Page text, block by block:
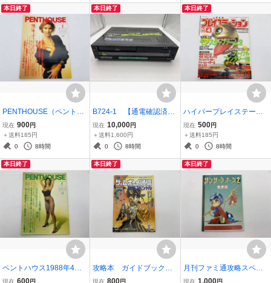
本日終了
PENTHOUSE（ペントハ
ウス）日本版 1988年3月
【発行】講談社
現在 900円
＋送料185円
0
8時間
本日終了
B724-1 【通電確認済
み】ビデオデッキ Hi-Fi
マックロード NV-880H
D
現在 10,000円
＋送料1,600円
0
8時間
本日終了
ハイパープレイステーシ
ョン 4 1999 【巻頭特集】
モンスターファーム 【徹
底攻略】ファイナルファ
ンズ
現在 500円
＋送料185円
0
8時間
本日終了
ペントハウス1988年4月
号 工藤静香/堀江しのぶ/
現在 600円
本日終了
攻略本 ガイドブック
ゲームボーイ通信 攻略
現在 800円
本日終了
月刊ファミ通攻略スペシ
ャル 8月号 付録 サン
現在 1,000円